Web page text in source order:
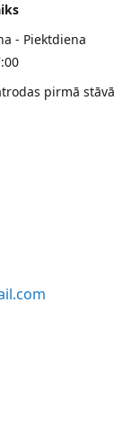
- Piektdiena
pirmā stāvā